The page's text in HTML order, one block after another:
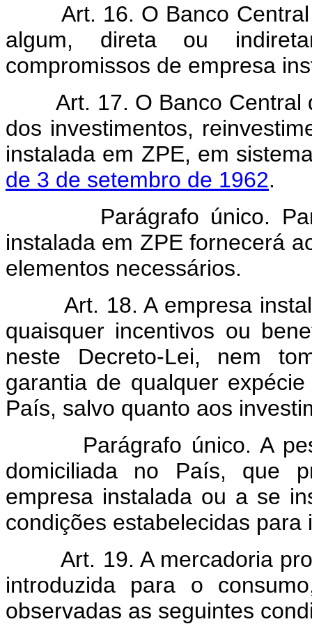
Art. 16. O Banco Central
algum, direta ou
compromissos de empresa
Art. 17. O Banco Central
dos investimentos,
instalada em ZPE, em
de 3 de setembro de 1962.
Parágrafo único. Para
instalada em ZPE fornecerá
elementos necessários.
Art. 18. A empresa
quaisquer incentivos ou
neste Decreto-Lei, nem
garantia de qualquer
País, salvo quanto aos
Parágrafo único. A
domiciliada no País, que
empresa instalada ou a se
condições estabelecidas
Art. 19. A mercadoria
introduzida para o
observadas as seguintes